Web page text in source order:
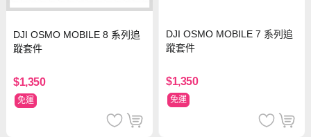
DJI OSMO MOBILE 8 系列追
蹤套件
$1,350
免運
DJI OSMO MOBILE 7 系列追
蹤套件
$1,350
免運